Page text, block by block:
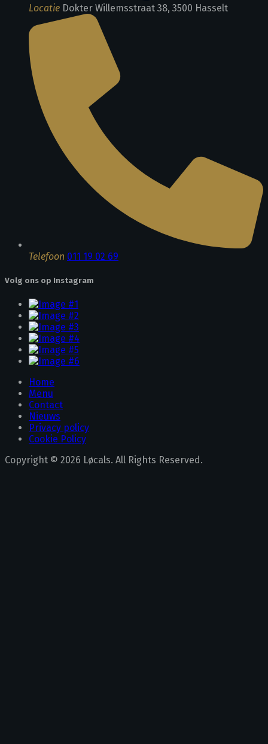
Locatie Dokter Willemsstraat 38, 3500 Hasselt
Telefoon 011 19 02 69
Volg ons op Instagram
Home
Menu
Contact
Nieuws
Privacy policy
Cookie Policy
Copyright © 2026 Løcals. All Rights Reserved.